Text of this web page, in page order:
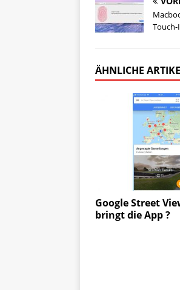
Touch-
ÄHNLICHE
Google ­Street
bringt die App ?